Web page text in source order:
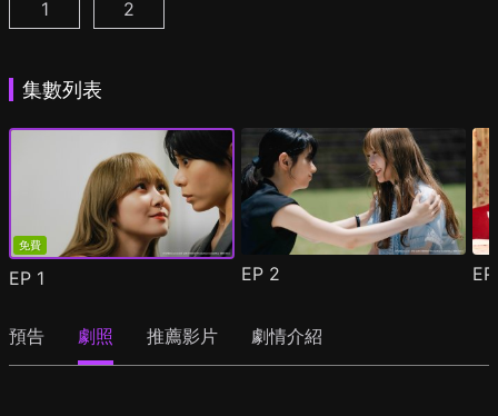
彩香最愛弘子前輩 第1集
1 彩香最愛弘子前輩 第2季 第1集
2
集數列表
免費
EP 1 EP 2
預告 劇照 推薦影片 劇情介紹